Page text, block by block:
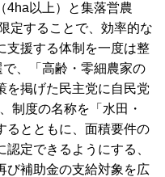
4ha以上）と集落営農
定することで、効率的な
支援する体制を一度は整
、「高齢・零細農家の
を掲げた民主党に自民党
制度の名称を「水田・
るとともに、面積要件の
定できるようにする、
び補助金の支給対象を広